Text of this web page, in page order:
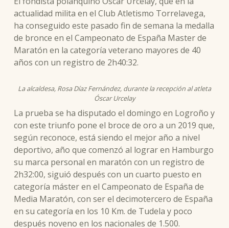
actualidad milita en el Club Atletismo Torrelavega,
ha conseguido este pasado fin de semana la medalla
de bronce en el Campeonato de España Master de
Maratón en la categoría veterano mayores de 40
años con un registro de 2h40:32.
La alcaldesa, Rosa Díaz Fernández, durante la recepción al atleta
Óscar Urcelay
La prueba se ha disputado el domingo en Logroño y
con este triunfo pone el broce de oro a un 2019 que,
según reconoce, está siendo el mejor año a nivel
deportivo, año que comenzó al lograr en Hamburgo
su marca personal en maratón con un registro de
2h32:00, siguió después con un cuarto puesto en
categoría máster en el Campeonato de España de
Media Maratón, con ser el decimotercero de España
en su categoría en los 10 Km. de Tudela y poco
después noveno en los nacionales de 1.500.